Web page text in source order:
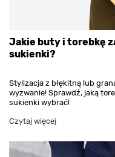
Jakie buty i torebkę
sukienki?
Stylizacja z błękitną lub
wyzwanie! Sprawdź, jaką
sukienki wybrać!
Czytaj więcej